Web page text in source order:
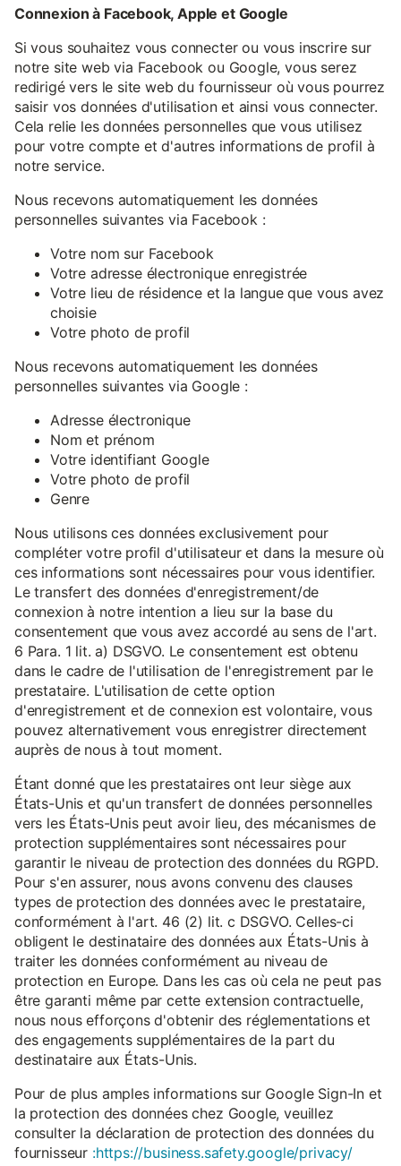
Connexion à Facebook, Apple et Google
Si vous souhaitez vous connecter ou vous inscrire sur
notre site web via Facebook ou Google, vous serez
redirigé vers le site web du fournisseur où vous pourrez
saisir vos données d'utilisation et ainsi vous connecter.
Cela relie les données personnelles que vous utilisez
pour votre compte et d'autres informations de profil à
notre service.
Nous recevons automatiquement les données
personnelles suivantes via Facebook :
Votre nom sur Facebook
Votre adresse électronique enregistrée
Votre lieu de résidence et la langue que vous avez
choisie
Votre photo de profil
Nous recevons automatiquement les données
personnelles suivantes via Google :
Adresse électronique
Nom et prénom
Votre identifiant Google
Votre photo de profil
Genre
Nous utilisons ces données exclusivement pour
compléter votre profil d'utilisateur et dans la mesure où
ces informations sont nécessaires pour vous identifier.
Le transfert des données d'enregistrement/de
connexion à notre intention a lieu sur la base du
consentement que vous avez accordé au sens de l'art.
6 Para. 1 lit. a) DSGVO. Le consentement est obtenu
dans le cadre de l'utilisation de l'enregistrement par le
prestataire. L'utilisation de cette option
d'enregistrement et de connexion est volontaire, vous
pouvez alternativement vous enregistrer directement
auprès de nous à tout moment.
Étant donné que les prestataires ont leur siège aux
États-Unis et qu'un transfert de données personnelles
vers les États-Unis peut avoir lieu, des mécanismes de
protection supplémentaires sont nécessaires pour
garantir le niveau de protection des données du RGPD.
Pour s'en assurer, nous avons convenu des clauses
types de protection des données avec le prestataire,
conformément à l'art. 46 (2) lit. c DSGVO. Celles-ci
obligent le destinataire des données aux États-Unis à
traiter les données conformément au niveau de
protection en Europe. Dans les cas où cela ne peut pas
être garanti même par cette extension contractuelle,
nous nous efforçons d'obtenir des réglementations et
des engagements supplémentaires de la part du
destinataire aux États-Unis.
Pour de plus amples informations sur Google Sign-In et
la protection des données chez Google, veuillez
consulter la déclaration de protection des données du
fournisseur :https://business.safety.google/privacy/